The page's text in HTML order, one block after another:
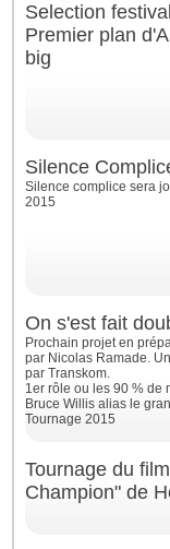
Selection
Premier plan
big
Silence
Silence complice sera
2015
On s'est fait
Prochain projet en
par Nicolas Ramade.
par Transkom.
1er rôle ou les 90 % de
Bruce Willis alias le
Tournage 2015
Tournage du
Champion" de